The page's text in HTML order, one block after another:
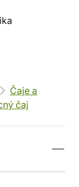
Čaje a
čaj